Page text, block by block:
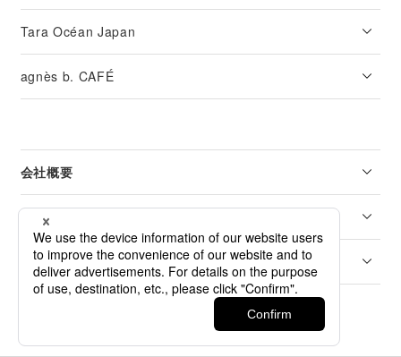
Tara Océan Japan
agnès b. CAFÉ
会社概要
リーガル
カスタマーサービス